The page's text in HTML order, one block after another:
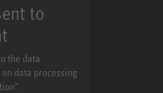
to
the data
data processing